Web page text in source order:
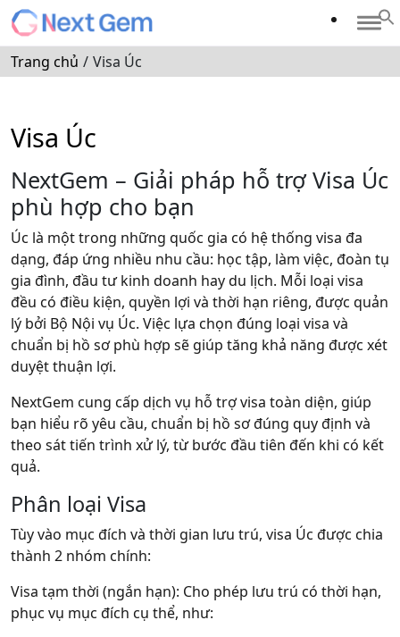
Trang chủ / Visa Úc
Visa Úc
NextGem – Giải pháp hỗ trợ Visa Úc
phù hợp cho bạn
Úc là một trong những quốc gia có hệ thống visa đa
dạng, đáp ứng nhiều nhu cầu: học tập, làm việc, đoàn tụ
gia đình, đầu tư kinh doanh hay du lịch. Mỗi loại visa
đều có điều kiện, quyền lợi và thời hạn riêng, được quản
lý bởi Bộ Nội vụ Úc. Việc lựa chọn đúng loại visa và
chuẩn bị hồ sơ phù hợp sẽ giúp tăng khả năng được xét
duyệt thuận lợi.
NextGem cung cấp dịch vụ hỗ trợ visa toàn diện, giúp
bạn hiểu rõ yêu cầu, chuẩn bị hồ sơ đúng quy định và
theo sát tiến trình xử lý, từ bước đầu tiên đến khi có kết
quả.
Phân loại Visa
Tùy vào mục đích và thời gian lưu trú, visa Úc được chia
thành 2 nhóm chính:
Visa tạm thời (ngắn hạn): Cho phép lưu trú có thời hạn,
phục vụ mục đích cụ thể, như: